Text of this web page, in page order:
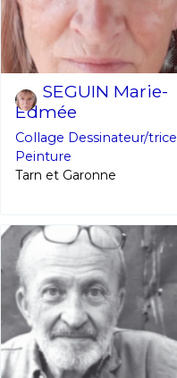
SEGUIN Marie-
Edmée
Collage Dessinateur/trice
Peinture
Tarn et Garonne